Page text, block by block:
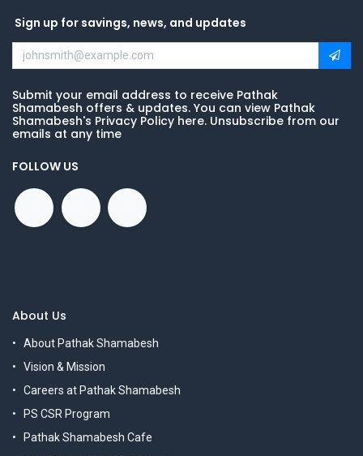
Sign up for savings, news, and updates
Submit your email address to receive Pathak
Shamabesh offers & updates. You can view Pathak
Shamabesh's Privacy Policy here. Unsubscribe from our
emails at any time
FOLLOW US
About Us
About Pathak Shamabesh
Vision & Mission
Careers at Pathak Shamabesh
PS CSR Program
Pathak Shamabesh Cafe